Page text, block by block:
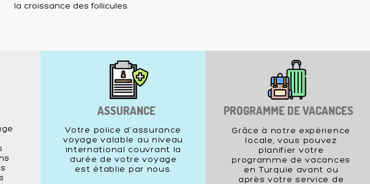
la croissance des follicules.
ASSURANCE
Votre police d'assurance
voyage valable au niveau
international couvrant la
durée de votre voyage
est établie par nous.
PROGRAMME DE VACANCES
Grâce à notre expérience
locale, vous pouvez
planifier votre
programme de vacances
en Turquie avant ou
après votre service de